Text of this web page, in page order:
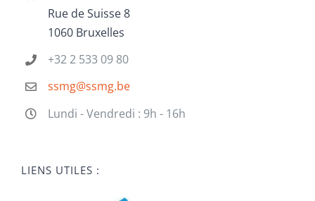
Rue de Suisse 8
1060 Bruxelles
+32 2 533 09 80
ssmg@ssmg.be
Lundi - Vendredi : 9h - 16h
LIENS UTILES :